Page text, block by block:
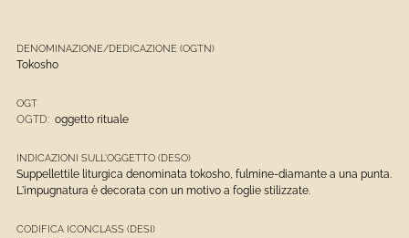
DENOMINAZIONE/DEDICAZIONE (OGTN)
Tokosho
OGT
OGTD: oggetto rituale
INDICAZIONI SULL'OGGETTO (DESO)
Suppellettile liturgica denominata tokosho, fulmine-diamante a una punta.
L'impugnatura è decorata con un motivo a foglie stilizzate.
CODIFICA ICONCLASS (DESI)